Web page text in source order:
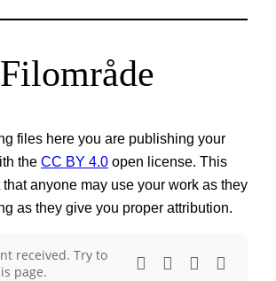
Filområde
files here you are publishing your
the CC BY 4.0 open license. This
anyone may use your work as they
as they give you proper attribution.
received. Try to
page.